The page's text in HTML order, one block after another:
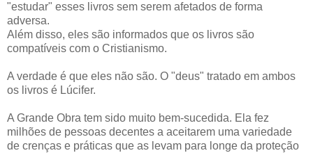
"estudar" esses livros sem serem afetados de forma
adversa.
Além disso, eles são informados que os livros são
compatíveis com o Cristianismo.
A verdade é que eles não são. O "deus" tratado em ambos
os livros é Lúcifer.
A Grande Obra tem sido muito bem-sucedida. Ela fez
milhões de pessoas decentes a aceitarem uma variedade
de crenças e práticas que as levam para longe da proteção